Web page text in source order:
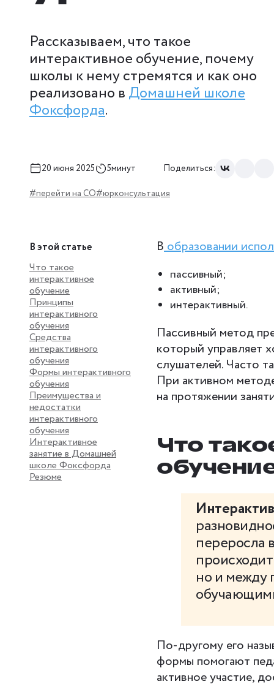
Рассказываем, что такое
интерактивное обучение, почему
школы к нему стремятся и как оно
реализовано в Домашней школе
Фоксфорда.
20 июня 2025 5минут Поделиться:
#перейти на СО#юрконсультация
В этой статье
Что такое
интерактивное
обучение
Принципы
интерактивного
обучения
Средства
интерактивного
обучения
Формы интерактивного
обучения
Преимущества и
недостатки
интерактивного
обучения
Интерактивное
занятие в Домашней
школе Фоксфорда
Резюме
Вобразовании
пассивный;
активный;
интерактивный.
Пассивный метод
который управляет
слушателей. Часто
При активном
на протяжении
Что
переросла
но и между
По-другому его
формы помогают
активное участие,